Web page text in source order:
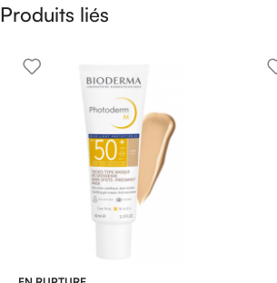
Produits liés